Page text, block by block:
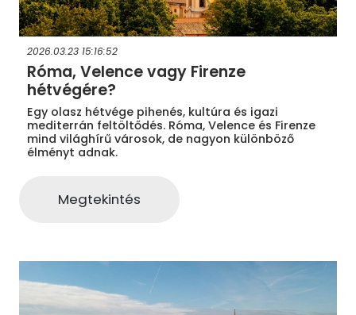
2026.03.23 15:16:52
Róma, Velence vagy Firenze
hétvégére?
Egy olasz hétvége pihenés, kultúra és igazi
mediterrán feltöltődés. Róma, Velence és Firenze
mind világhírű városok, de nagyon különböző
élményt adnak.
Megtekintés